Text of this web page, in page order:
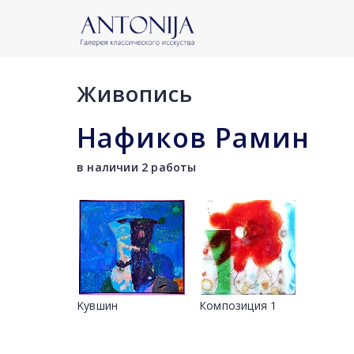
Живопись
Нафиков Рамин
в наличии 2 работы
Kувшин Композиция 1